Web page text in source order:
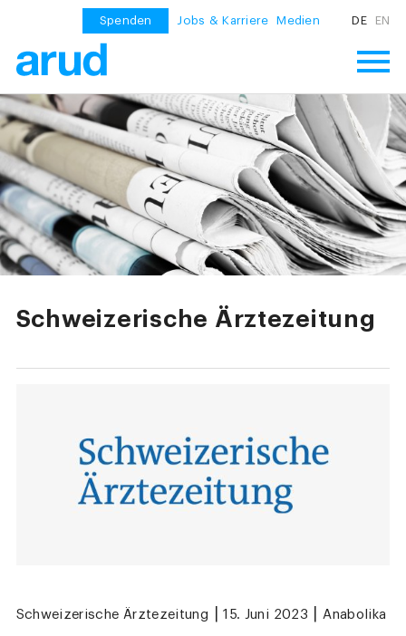
Spenden Jobs & Karriere Medien DE EN
Schweizerische Ärztezeitung
Schweizerische Ärztezeitung 15. Juni 2023 Anabolika